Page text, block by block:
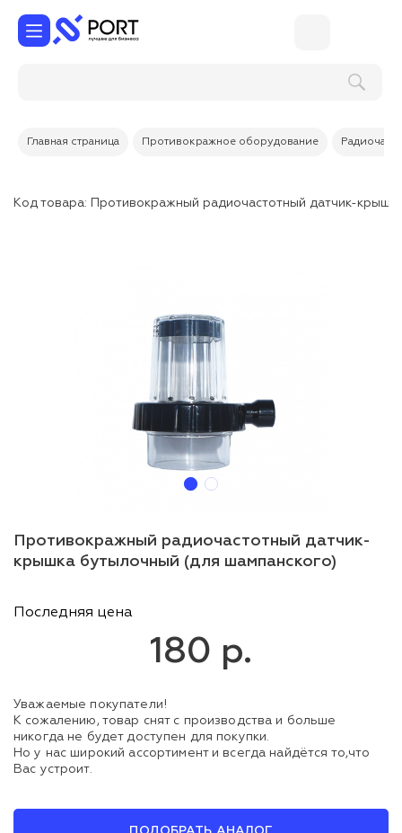
Главная страница Противокражное оборудование
Код товара: Противокражный радиочастотный датчик-
Противокражный радиочастотный датчик-
крышка бутылочный (для шампанского)
Последняя цена
180 р.
Уважаемые покупатели!
К сожалению, товар снят с производства и больше
никогда не будет доступен для покупки.
Но у нас широкий ассортимент и всегда найдётся то,что
Вас устроит.